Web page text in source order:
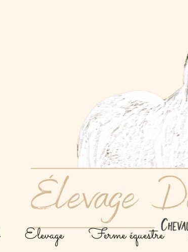
Elevage Ferme équestre